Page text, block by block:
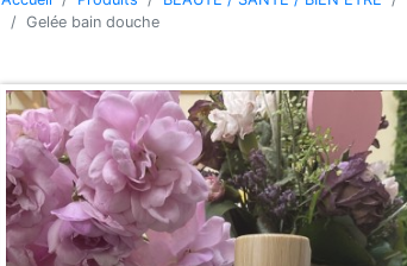
Gelée bain douche